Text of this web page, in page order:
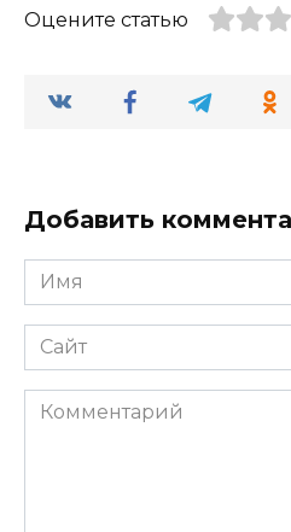
Оцените статью
Добавить
Имя
*
Сайт
Комментарий